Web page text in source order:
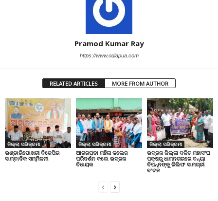
Pramod Kumar Ray
https://www.odiapua.com
RELATED ARTICLES MORE FROM AUTHOR
ଜିଲ୍ଲା ପରିକ୍ରମା
ଭଣ୍ଡାରିପୋଖରୀ ବିଜେପିର
ସାମ୍ବାଦିକ ସମ୍ମିଳନୀ
ଜିଲ୍ଲା ପରିକ୍ରମା
ଆଗରପଡା ମହିଳା କଲେଜ
ପରିଦର୍ଶନ କଲେ ଭଦ୍ରକ
ବିଧାୟକ
ଜିଲ୍ଲା ପରିକ୍ରମା
ଭଦ୍ରକ ଜିଲ୍ଲା ଦଳିତ ମହାସଂଘ
ପକ୍ଷରୁ ଧାମନଗରରେ ବନ୍ୟା
ବିପନ୍ନଙ୍କୁ ରିଲିଫ ସାମଗ୍ରୀ
ବଂଟନ